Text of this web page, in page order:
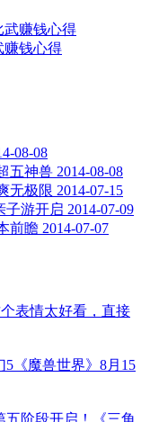
赚钱心得
08-08
五神兽 2014-08-08
无极限 2014-07-15
子游开启 2014-07-09
前瞻 2014-07-07
表情太好看，直接
《魔兽世界》8月15
阶段开启！《三角